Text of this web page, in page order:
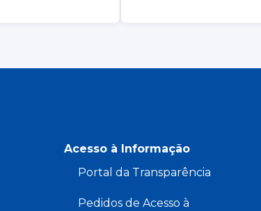
Acesso à Informação
Portal da Transparência
Pedidos de Acesso à